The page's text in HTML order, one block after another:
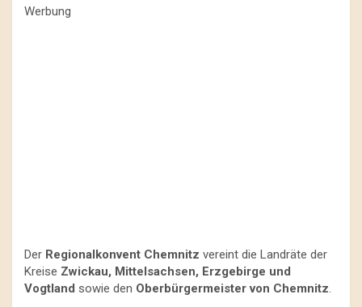
Werbung
Der Regionalkonvent Chemnitz vereint die Landräte der
Kreise Zwickau, Mittelsachsen, Erzgebirge und
Vogtland sowie den Oberbürgermeister von Chemnitz.